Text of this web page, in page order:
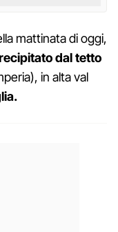
mattinata di oggi,
dal tetto
in alta val